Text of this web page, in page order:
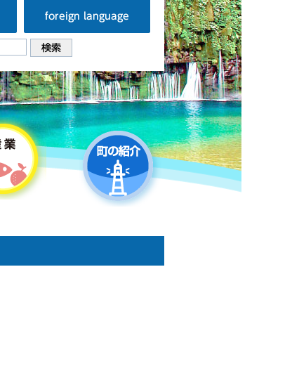
foreign language